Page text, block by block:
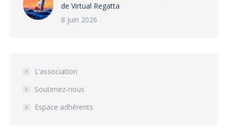
de Virtual Regatta
8 juin 2026
L’association
Soutenez-nous
Espace adhérents